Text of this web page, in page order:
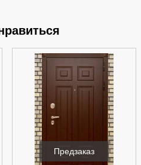
Предзаказ